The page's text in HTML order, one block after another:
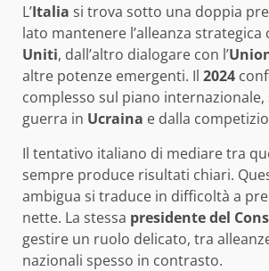
L’Italia si trova sotto una doppia
lato mantenere l’alleanza strategica
Uniti, dall’altro dialogare con l’
altre potenze emergenti. Il 2024
complesso sul piano internazionale,
guerra in Ucraina e dalla
Il tentativo italiano di mediare tra
sempre produce risultati chiari.
ambigua si traduce in difficoltà a
nette. La stessa presidente del
gestire un ruolo delicato, tra
nazionali spesso in contrasto.